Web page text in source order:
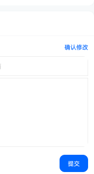
确认修改
提交